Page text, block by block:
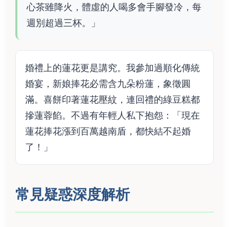
心茶雖降火，體虛的人喝多會手腳發冷，每
週別超過三杯。」
婚禮上的蓮花更是講究。我參加過順化傳統
婚宴，新娘捧花必需含九朵粉蓮，象徵圓
滿。喜餅印著蓮花壓紋，連回禮的綠豆糕都
摻蓮蓉餡。不過有年輕人私下抱怨：「現在
蓮花捧花漲到百萬越南盾，都快結不起婚
了！」
常見疑惑深度解析